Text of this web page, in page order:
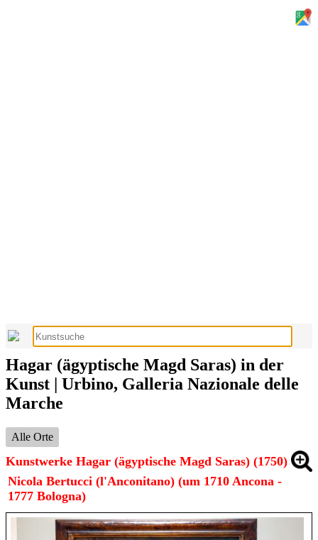
Hagar (ägyptische Magd Saras) in der
Kunst | Urbino, Galleria Nazionale delle
Marche
Alle Orte
Kunstwerke Hagar (ägyptische Magd Saras) (1750)
Nicola Bertucci (l'Anconitano) (um 1710 Ancona -
1777 Bologna)